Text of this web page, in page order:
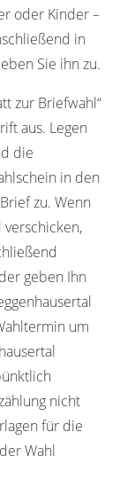
oder Kinder –
in
Sie ihn zu.
zur Briefwahl“
aus. Legen
die
in den
zu. Wenn
geben Ihn
um
nicht
für die
Wahl